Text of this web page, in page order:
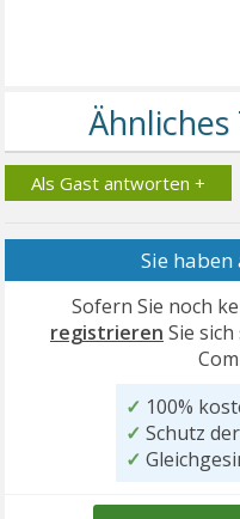
Als Gast antworten +
Sie haben
Sofern Sie noch
registrieren Sie
✓ 100%
✓ Schutz
✓